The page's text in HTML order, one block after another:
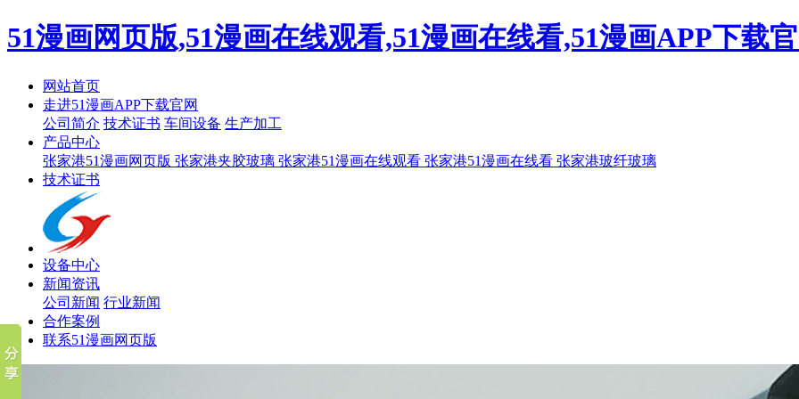
51漫画网页版,51漫画在线观看,51漫画在线看,51漫画APP下载
网站首页
走进51漫画APP下载官网
公司简介 技术证书 车间设备 生产加工
产品中心
张家港51漫画网页版 张家港夹胶玻璃 张家港51漫画在线观看 张家港51漫画在线看 张家港玻纤玻璃
技术证书
设备中心
新闻资讯
公司新闻 行业新闻
合作案例
联系51漫画网页版